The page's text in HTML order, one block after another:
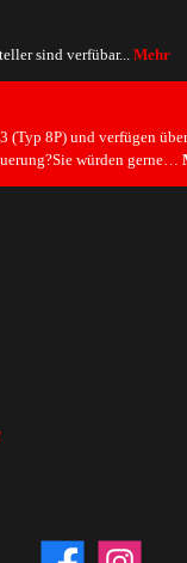
(Typ 8P) und verfügen
würden gerne…
sind verfübar... Mehr